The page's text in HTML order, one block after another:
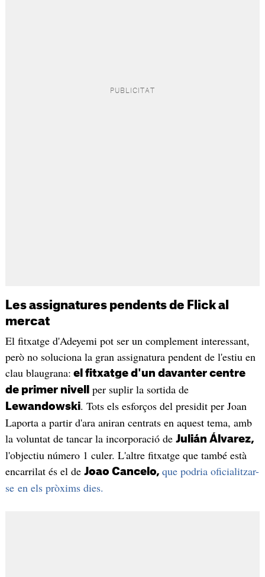
Les assignatures pendents de Flick al
mercat
El fitxatge d'Adeyemi pot ser un complement interessant,
però no soluciona la gran assignatura pendent de l'estiu en
clau blaugrana: el fitxatge d'un davanter centre
de primer nivell per suplir la sortida de
Lewandowski. Tots els esforços del presidit per Joan
Laporta a partir d'ara aniran centrats en aquest tema, amb
la voluntat de tancar la incorporació de Julián Álvarez,
l'objectiu número 1 culer. L'altre fitxatge que també està
encarrilat és el de Joao Cancelo, que podria oficialitzar-
se en els pròxims dies.